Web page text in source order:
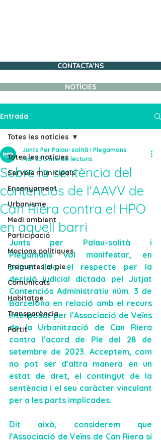
CONTACTA'NS
NOTÍCIES
Entrada
Totes les notícies
Serveis municipals
Ensenyament
Urbanisme
Medi ambient
Participació
Mocions polítiques
Preguntes al pie
Comunicats
Habitatge
Transparència
Partit
Totes les notícies
Sobre la sentència del
contenciós de l'AAVV de
Can Riera contra el HPO
en aquell barri
Junts Per Palau-solità i Plegamans
Mar 23 3 min de lectura
Junts per Palau-solità i
Plegamans vol manifestar, en
primer lloc, el respecte per la
decisió judicial dictada pel Jutjat
Contenciós Administratiu núm. 3 de
Barcelona en relació amb el recurs
interposat per l’Associació de Veïns
de la Urbanització de Can Riera
contra l’acord de Ple del 28 de
setembre de 2023. Acceptem, com
no pot ser d’altra manera en un
estat de dret, el contingut de la
sentència i el seu caràcter vinculant
per a les parts implicades.
Dit això, considerem que
l’Associació de Veïns de Can Riera sí